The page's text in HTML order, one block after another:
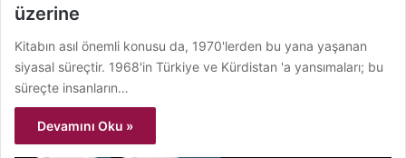
üzerine
Kitabın asıl önemli konusu da, 1970'lerden bu yana yaşanan
siyasal süreçtir. 1968'in Türkiye ve Kürdistan 'a yansımaları; bu
süreçte insanların…
Devamını Oku »